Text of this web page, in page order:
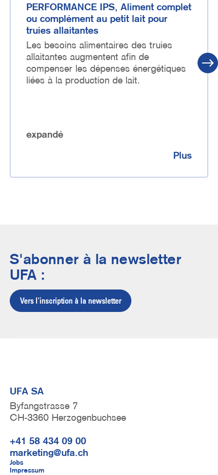
PERFORMANCE IPS, Aliment complet
ou complément au petit lait pour
truies allaitantes
Les besoins alimentaires des truies
allaitantes augmentent afin de
compenser les dépenses énergétiques
liées à la production de lait.
expandé
Plus
S'abonner à la newsletter
UFA :
Vers l'inscription à la newsletter
UFA SA
Byfangstrasse 7
CH-3360 Herzogenbuchsee
+41 58 434 09 00
marketing@ufa.ch
F
Jobs
Impressum